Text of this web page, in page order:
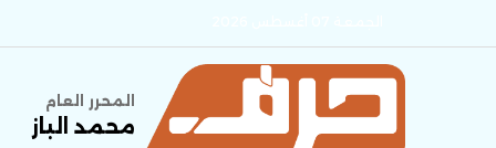
المحرر العام
محمد الباز